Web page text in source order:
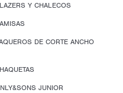
Y CHALECOS
DE CORTE ANCHO
JUNIOR